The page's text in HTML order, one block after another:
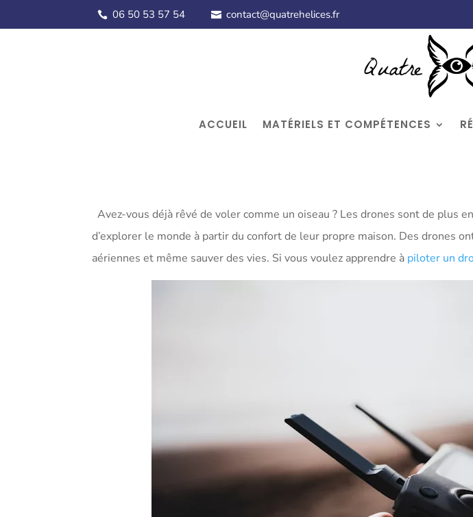
06 50 53 57 54 contact@quatrehelices.fr
ACCUEIL MATÉRIELS ET COMPÉTENCES
Avez-vous déjà rêvé de voler comme un oiseau ? Les drones sont de plus
d’explorer le monde à partir du confort de leur propre maison. Des drones
aériennes et même sauver des vies. Si vous voulez apprendre à piloter un